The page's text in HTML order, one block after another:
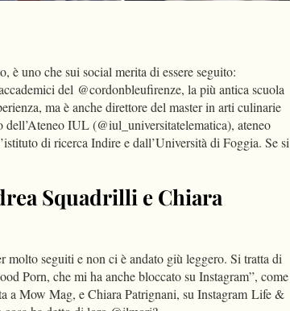
è uno che sui social merita di essere seguito:
del @cordonbleufirenze, la più antica scuola
ma è anche direttore del master in arti culinarie
IUL (@iul_universitatelematica), ateneo
di ricerca Indire e dall’Università di Foggia. Se si
Squadrilli e Chiara
molto seguiti e non ci è andato giù leggero. Si tratta di
Porn, che mi ha anche bloccato su Instagram”, come
a Mow Mag, e Chiara Patrignani, su Instagram Life &